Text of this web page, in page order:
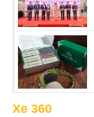
Xe 360